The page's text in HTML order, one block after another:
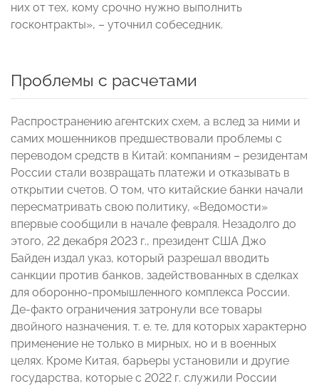
них от тех, кому срочно нужно выполнить
госконтракты», – уточнил собеседник.
Проблемы с расчетами
Распространению агентских схем, а вслед за ними и
самих мошенников предшествовали проблемы с
переводом средств в Китай: компаниям – резидентам
России стали возвращать платежи и отказывать в
открытии счетов. О том, что китайские банки начали
пересматривать свою политику, «Ведомости»
впервые сообщили в начале февраля. Незадолго до
этого, 22 декабря 2023 г., президент США Джо
Байден издал указ, который разрешал вводить
санкции против банков, задействованных в сделках
для оборонно-промышленного комплекса России.
Де-факто ограничения затронули все товары
двойного назначения, т. е. те, для которых характерно
применение не только в мирных, но и в военных
целях. Кроме Китая, барьеры установили и другие
государства, которые с 2022 г. служили России